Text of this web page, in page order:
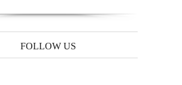
FOLLOW US